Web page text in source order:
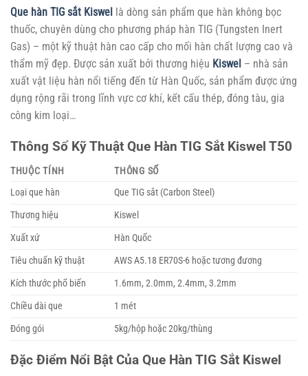
Que hàn TIG sắt Kiswel là dòng sản phẩm que hàn không bọc
thuốc, chuyên dùng cho phương pháp hàn TIG (Tungsten Inert
Gas) – một kỹ thuật hàn cao cấp cho mối hàn chất lượng cao và
thẩm mỹ đẹp. Được sản xuất bởi thương hiệu Kiswel – nhà sản
xuất vật liệu hàn nổi tiếng đến từ Hàn Quốc, sản phẩm được ứng
dụng rộng rãi trong lĩnh vực cơ khí, kết cấu thép, đóng tàu, gia
công kim loại…
Thông Số Kỹ Thuật Que Hàn TIG Sắt Kiswel T50
THUỘC TÍNH
THÔNG SỐ
Loại que hàn
Que TIG sắt (Carbon Steel)
Thương hiệu
Kiswel
Xuất xứ
Hàn Quốc
Tiêu chuẩn kỹ thuật
AWS A5.18 ER70S-6 hoặc tương đương
Kích thước phổ biến
1.6mm, 2.0mm, 2.4mm, 3.2mm
Chiều dài que
1 mét
Đóng gói
5kg/hộp hoặc 20kg/thùng
Đặc Điểm Nổi Bật Của Que Hàn TIG Sắt Kiswel